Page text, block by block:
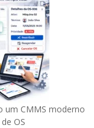
um CMMS moderno
OS